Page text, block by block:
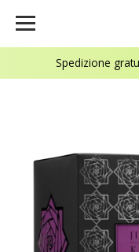
Spedizione